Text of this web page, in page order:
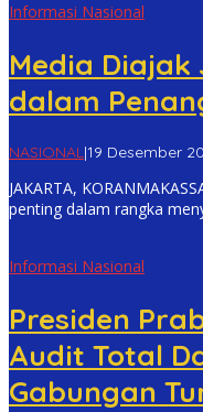
Informasi Nasional
Media
dalam
NASIONAL|19 Desember
JAKARTA,
penting dalam rangka
Informasi Nasional
Presiden
Audit Total
Gabungan